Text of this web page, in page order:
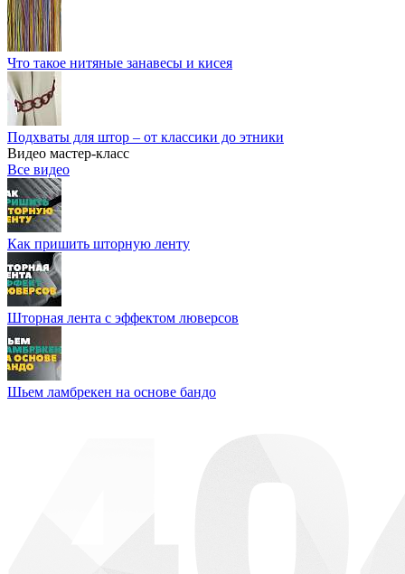
Что такое нитяные занавесы и кисея
Подхваты для штор – от классики до этники
Видео мастер-класс
Все видео
Как пришить шторную ленту
Шторная лента с эффектом люверсов
Шьем ламбрекен на основе бандо